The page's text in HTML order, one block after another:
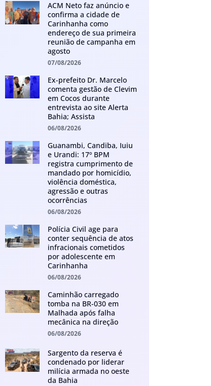
ACM Neto faz anúncio e
confirma a cidade de
Carinhanha como
endereço de sua primeira
reunião de campanha em
agosto
07/08/2026
Ex-prefeito Dr. Marcelo
comenta gestão de Clevim
em Cocos durante
entrevista ao site Alerta
Bahia; Assista
06/08/2026
Guanambi, Candiba, Iuiu
e Urandi: 17º BPM
registra cumprimento de
mandado por homicídio,
violência doméstica,
agressão e outras
ocorrências
06/08/2026
Polícia Civil age para
conter sequência de atos
infracionais cometidos
por adolescente em
Carinhanha
06/08/2026
Caminhão carregado
tomba na BR-030 em
Malhada após falha
mecânica na direção
06/08/2026
Sargento da reserva é
condenado por liderar
milícia armada no oeste
da Bahia